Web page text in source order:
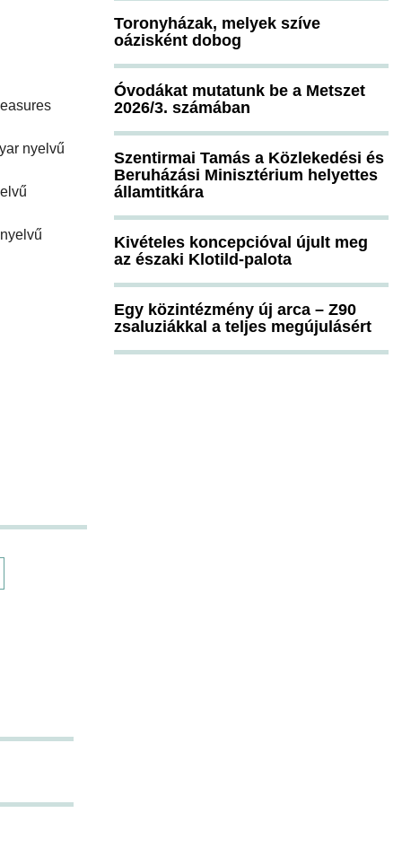
nyelvű
Toronyházak, melyek szíve
oázisként dobog
Óvodákat mutatunk be a Metszet
2026/3. számában
Szentirmai Tamás a Közlekedési és
Beruházási Minisztérium helyettes
államtitkára
Kivételes koncepcióval újult meg
az északi Klotild-palota
Egy közintézmény új arca – Z90
zsaluziákkal a teljes megújulásért